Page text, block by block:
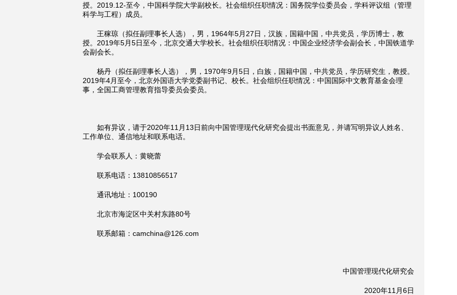
授。2019.12-至今，中国科学院大学副校长。社会组织任职情况：国务院学位委员会，学科评议组（管理
科学与工程）成员。
王稼琼（拟任副理事长人选），男，1964年5月27日，汉族，国籍中国，中共党员，学历博士，教
授。2019年5月5日至今，北京交通大学校长。社会组织任职情况：中国企业经济学会副会长，中国铁道学
会副会长。
杨丹（拟任副理事长人选），男，1970年9月5日，白族，国籍中国，中共党员，学历研究生，教授。
2019年4月至今，北京外国语大学党委副书记、校长。社会组织任职情况：中国国际中文教育基金会理
事，全国工商管理教育指导委员会委员。
如有异议，请于2020年11月13日前向中国管理现代化研究会提出书面意见，并请写明异议人姓名、
工作单位、通信地址和联系电话。
学会联系人：黄晓蕾
联系电话：13810856517
通讯地址：100190
北京市海淀区中关村东路80号
联系邮箱：camchina@126.com
中国管理现代化研究会
2020年11月6日